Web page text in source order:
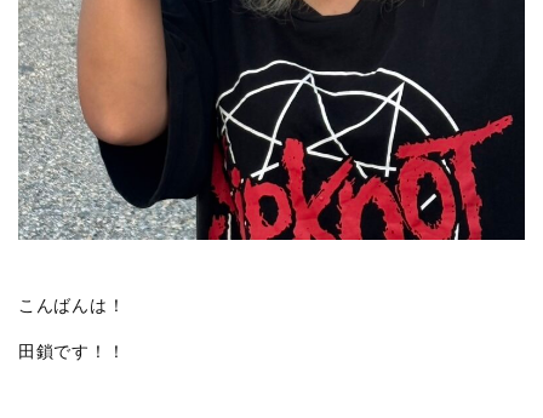
こんばんは！
田鎖です！！